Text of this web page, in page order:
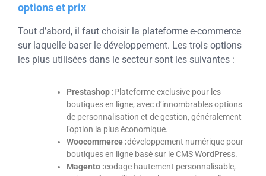
options et prix
Tout d’abord, il faut choisir la plateforme e-commerce
sur laquelle baser le développement. Les trois options
les plus utilisées dans le secteur sont les suivantes :
Prestashop :Plateforme exclusive pour les
boutiques en ligne, avec d’innombrables options
de personnalisation et de gestion, généralement
l’option la plus économique.
Woocommerce :développement numérique pour
boutiques en ligne basé sur le CMS WordPress.
Magento :codage hautement personnalisable,